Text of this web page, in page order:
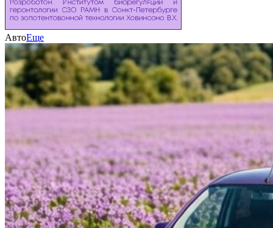
АвтоЕще